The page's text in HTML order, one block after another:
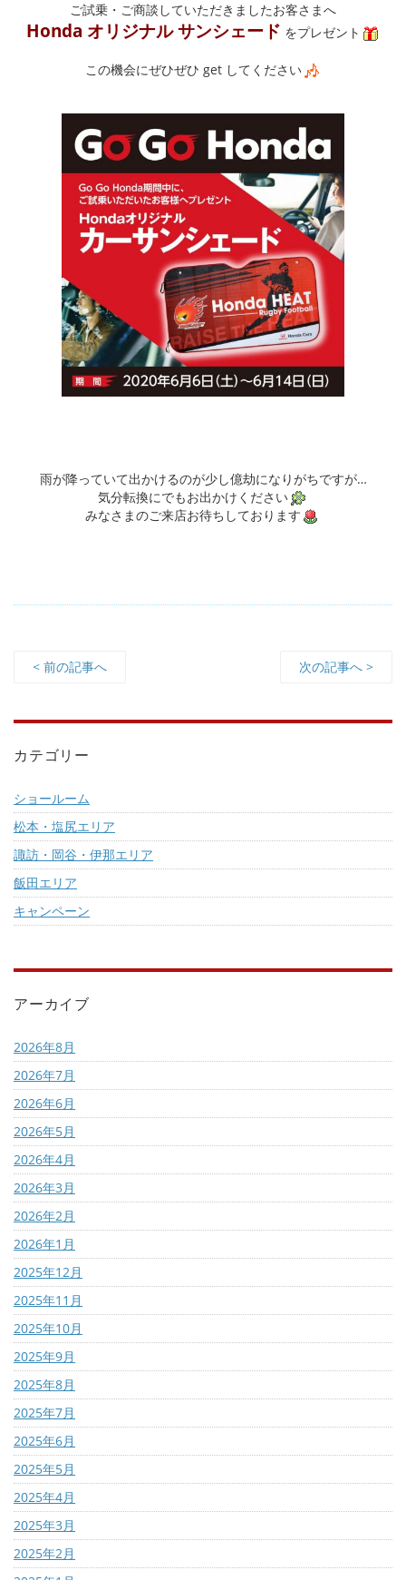
ご試乗・ご商談していただきましたお客さまへ
Honda オリジナル サンシェード をプレゼント
この機会にぜひぜひ get してください
雨が降っていて出かけるのが少し億劫になりがちですが…
気分転換にでもお出かけください
みなさまのご来店お待ちしております
< 前の記事へ 次の記事へ >
カテゴリー
ショールーム
松本・塩尻エリア
諏訪・岡谷・伊那エリア
飯田エリア
キャンペーン
アーカイブ
2026年8月
2026年7月
2026年6月
2026年5月
2026年4月
2026年3月
2026年2月
2026年1月
2025年12月
2025年11月
2025年10月
2025年9月
2025年8月
2025年7月
2025年6月
2025年5月
2025年4月
2025年3月
2025年2月